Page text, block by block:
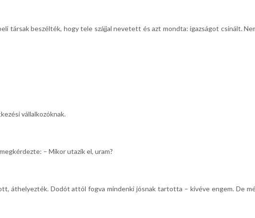
társak beszélték, hogy tele szájjal nevetett és azt mondta: igazságot csinált.
vállalkozóknak.
– Mikor utazik el, uram?
áthelyezték. Dodót attól fogva mindenki jósnak tartotta – kivéve engem. De